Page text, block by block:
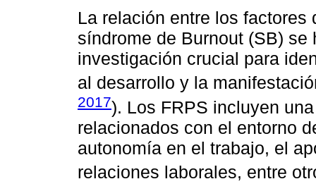
La relación entre los
síndrome de Burnout (SB)
investigación crucial para
al desarrollo y la
2017). Los FRPS incluyen
relacionados con el entorno
autonomía en el trabajo, el
relaciones laborales, entre